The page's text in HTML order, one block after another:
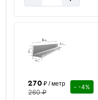
270₽ / метр
260 ₽
- -4%